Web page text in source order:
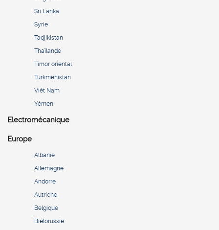
Sri Lanka
Syrie
Tadjikistan
Thaïlande
Timor oriental
Turkménistan
Viêt Nam
Yémen
Electromécanique
Europe
Albanie
Allemagne
Andorre
Autriche
Belgique
Biélorussie